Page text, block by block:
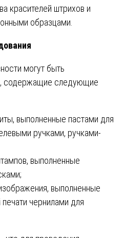
красителей штрихов и
образцами.
могут быть
содержащие следующие
выполненные пастами для
ручками, ручками-
выполненные
выполненные
чернилами для